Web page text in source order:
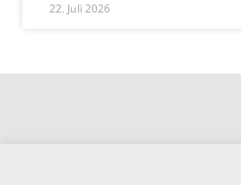
22. Juli 2026